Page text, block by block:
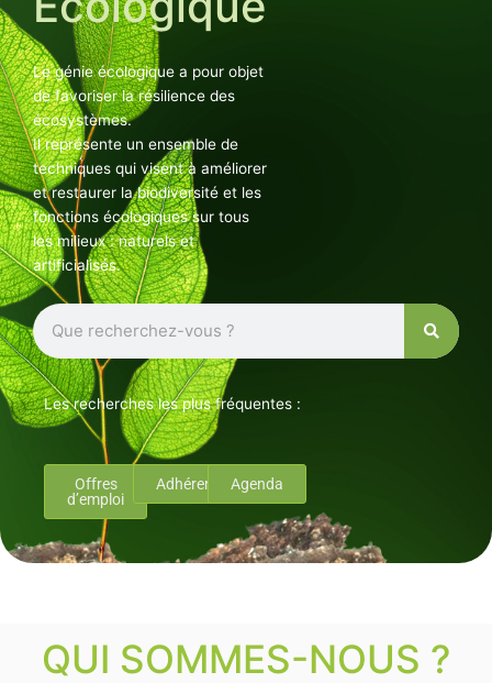
Le génie écologique a pour objet
de favoriser la résilience des
écosystèmes.
Il représente un ensemble de
techniques qui visent à améliorer
et restaurer la biodiversité et les
fonctions écologiques sur tous
les milieux : naturels et
artificialisés.
Rechercher
Les recherches les plus fréquentes :
Offres
d’emploi
Adhérents Agenda
QUI SOMMES-NOUS ?